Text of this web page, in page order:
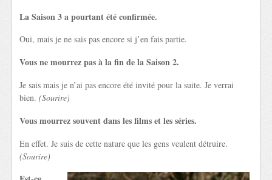
La Saison 3 a pourtant été confirmée.
Oui, mais je ne sais pas encore si j’en fais partie.
Vous ne mourrez pas à la fin de la Saison 2.
Je sais mais je n’ai pas encore été invité pour la suite. Je verrai
bien.(Sourire)
Vous mourrez souvent dans les films et les séries.
En effet. Je suis de cette nature que les gens veulent détruire.
(Sourire)